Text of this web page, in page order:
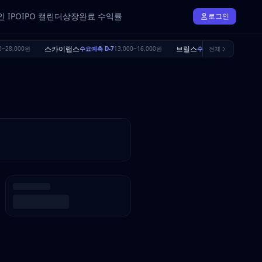
IPOIPO 캘린더상장완료 수익률 로그인
원 스카이랩스수요예측 D-713,000~16,000원 브릴스수요예측 D-24
전체